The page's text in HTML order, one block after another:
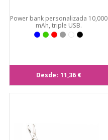
Power bank personalizada 10,000
mAh, triple USB.
Desde: 11,36 €